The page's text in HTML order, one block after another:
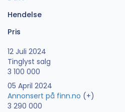
Hendelse
Pris
12 Juli 2024
Tinglyst salg
3 100 000
05 April 2024
Annonsert på finn.no (+)
3 290 000